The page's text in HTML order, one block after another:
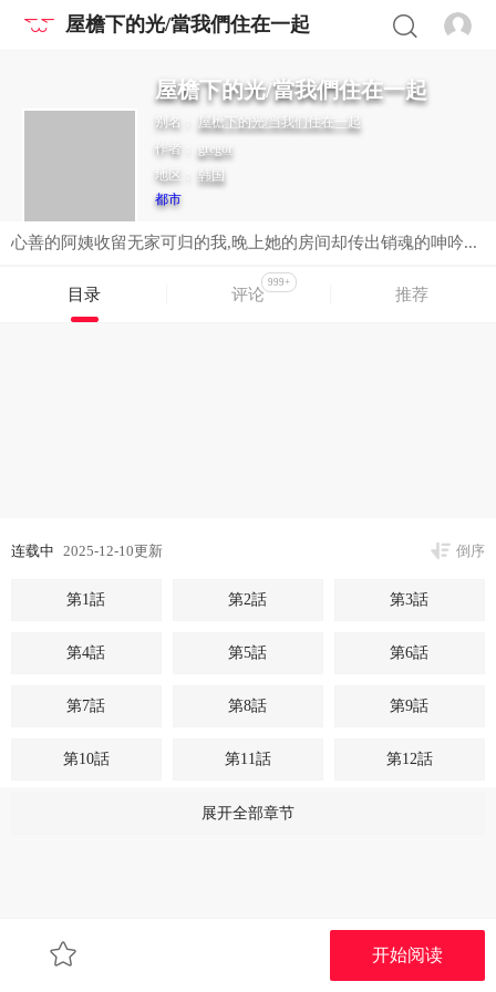
屋檐下的光/當我們住在一起
屋檐下的光/當我們住在一起
别名： 屋檐下的光/当我们住在一起
作者： gregor
地区： 韩国
都市
心善的阿姨收留无家可归的我,晚上她的房间却传出销魂的呻吟...
目录 评论
999+
推荐
连载中 2025-12-10更新 倒序
第1話 第2話 第3話
第4話 第5話 第6話
第7話 第8話 第9話
第10話 第11話 第12話
第14話
第22話
开始阅读
展开全部章节